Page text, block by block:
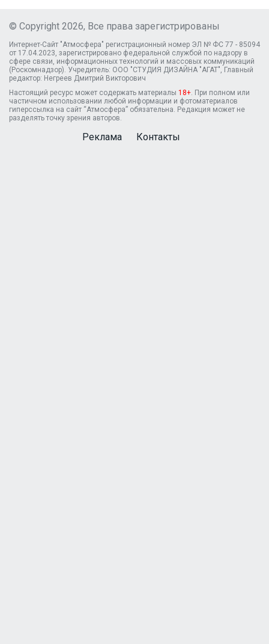
© Copyright 2026, Все права зарегистрированы
Интернет-Сайт "Атмосфера" регистрационный номер ЭЛ № ФС 77 - 85094
от 17.04.2023, зарегистрировано федеральной службой по надзору в
сфере связи, информационных технологий и массовых коммуникаций
(Роскомнадзор). Учредитель: ООО "СТУДИЯ ДИЗАЙНА "АГАТ", Главный
редактор: Негреев Дмитрий Викторович
Настоящий ресурс может содержать материалы 18+ . При полном или
частичном использовании любой информации и фотоматериалов
гиперссылка на сайт “Атмосфера” обязательна. Редакция может не
разделять точку зрения авторов.
Реклама Контакты